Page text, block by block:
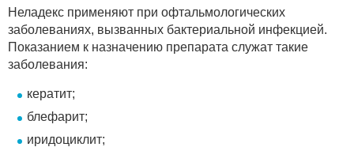
Неладекс применяют при офтальмологических
заболеваниях, вызванных бактериальной инфекцией.
Показанием к назначению препарата служат такие
заболевания:
кератит;
блефарит;
иридоциклит;